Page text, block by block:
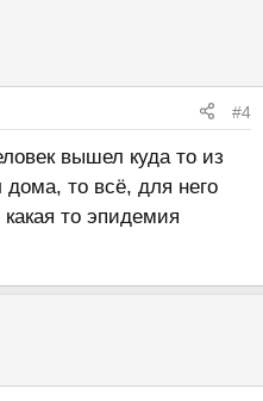
#4
вышел куда то из
то всё, для него
то эпидемия